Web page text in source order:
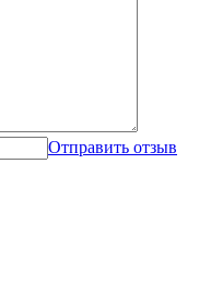
Отправить отзыв